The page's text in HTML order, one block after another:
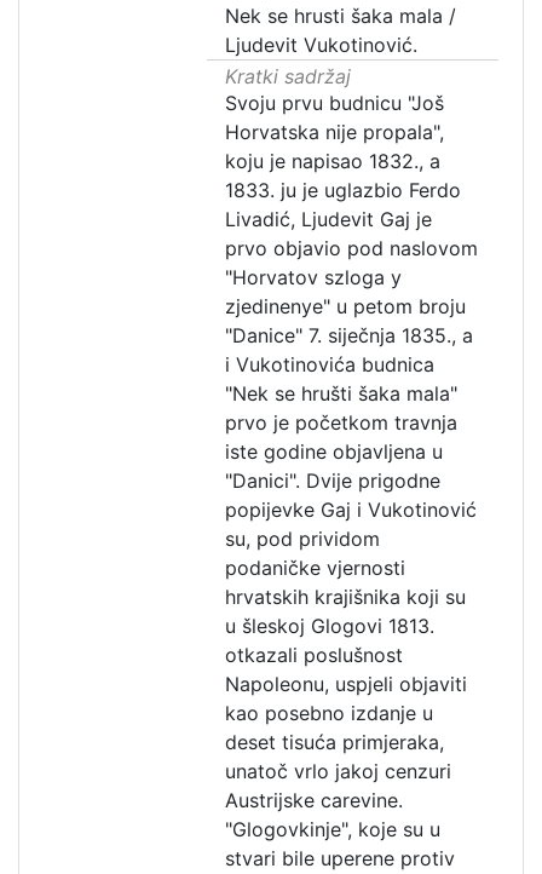
Nek se hrusti šaka mala /
Ljudevit Vukotinović.
Kratki sadržaj
Svoju prvu budnicu "Još
Horvatska nije propala",
koju je napisao 1832., a
1833. ju je uglazbio Ferdo
Livadić, Ljudevit Gaj je
prvo objavio pod naslovom
"Horvatov szloga y
zjedinenye" u petom broju
"Danice" 7. siječnja 1835., a
i Vukotinovića budnica
"Nek se hrušti šaka mala"
prvo je početkom travnja
iste godine objavljena u
"Danici". Dvije prigodne
popijevke Gaj i Vukotinović
su, pod prividom
podaničke vjernosti
hrvatskih krajišnika koji su
u šleskoj Glogovi 1813.
otkazali poslušnost
Napoleonu, uspjeli objaviti
kao posebno izdanje u
deset tisuća primjeraka,
unatoč vrlo jakoj cenzuri
Austrijske carevine.
"Glogovkinje", koje su u
stvari bile uperene protiv